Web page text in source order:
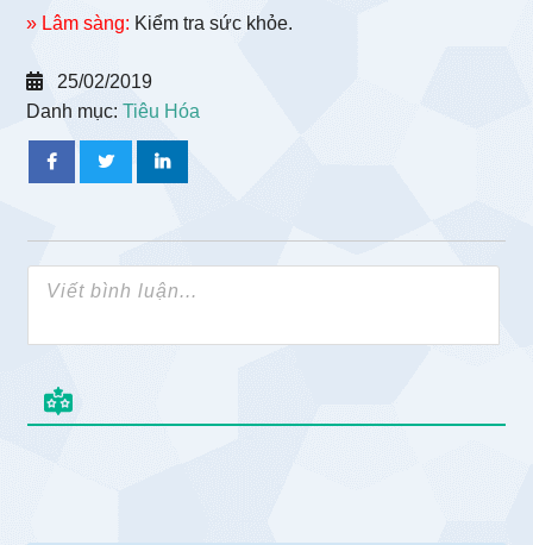
» Lâm sàng: Kiểm tra sức khỏe.
25/02/2019
Danh mục:Tiêu Hóa